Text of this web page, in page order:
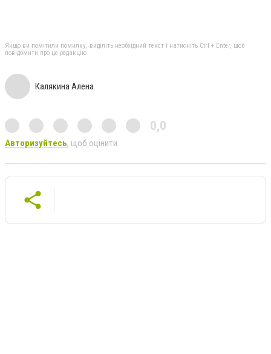
Якщо ви помітили помилку, виділіть необхідний текст і натисніть Ctrl + Enter, щоб
повідомити про це редакцію
Калякина Алена
0,0
Авторизуйтесь, щоб оцінити